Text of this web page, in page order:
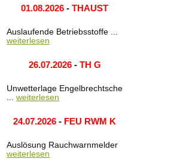
01.08.2026 - THAUST
Auslaufende Betriebsstoffe ...
weiterlesen
26.07.2026- TH G
Unwetterlage Engelbrechtsche
... weiterlesen
24.07.2026 - FEU RWM K
Auslösung Rauchwarnmelder
weiterlesen